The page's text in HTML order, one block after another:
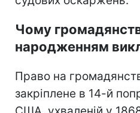
Чому
народженням
Право на
закріплене в 14-й